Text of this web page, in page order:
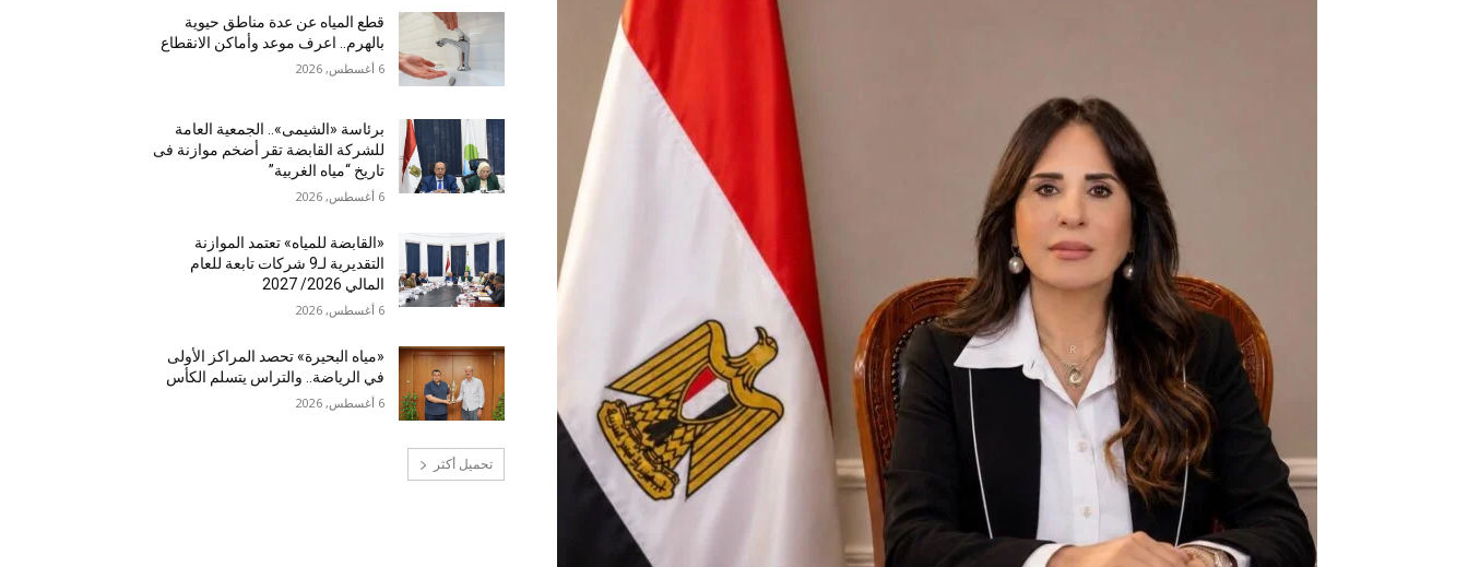
قطع المياه عن عدة مناطق حيوية
بالهرم.. اعرف موعد وأماكن الانقطاع
6 أغسطس, 2026
برئاسة «الشيمى».. الجمعية العامة
للشركة القابضة تقر أضخم موازنة فى
تاريخ “مياه الغربية”
6 أغسطس, 2026
«القابضة للمياه» تعتمد الموازنة
التقديرية لـ9 شركات تابعة للعام
المالي 2026/ 2027
6 أغسطس, 2026
«مياه البحيرة» تحصد المراكز الأولى
في الرياضة.. والتراس يتسلم الكأس
6 أغسطس, 2026
تحميل أكثر